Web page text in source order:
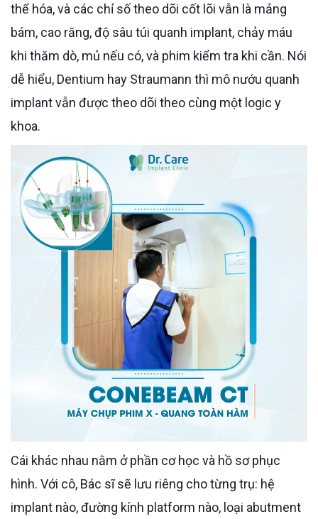
thể hóa, và các chỉ số theo dõi cốt lõi vẫn là mảng
bám, cao răng, độ sâu túi quanh implant, chảy máu
khi thăm dò, mủ nếu có, và phim kiểm tra khi cần. Nói
dễ hiểu, Dentium hay Straumann thì mô nướu quanh
implant vẫn được theo dõi theo cùng một logic y
khoa.
Cái khác nhau nằm ở phần cơ học và hồ sơ phục
hình. Với cô, Bác sĩ sẽ lưu riêng cho từng trụ: hệ
implant nào, đường kính platform nào, loại abutment